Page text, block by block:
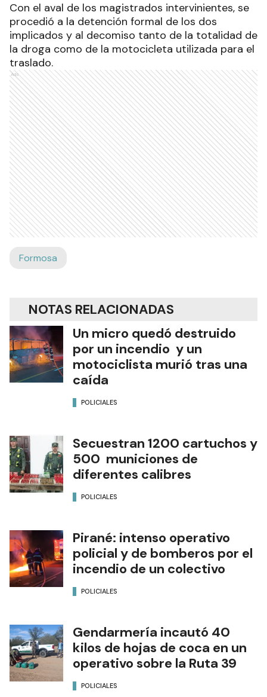
Con el aval de los magistrados intervinientes, se
procedió a la detención formal de los dos
implicados y al decomiso tanto de la totalidad de
la droga como de la motocicleta utilizada para el
traslado.
Ads
Formosa
NOTAS RELACIONADAS
Un micro quedó destruido
por un incendio y un
motociclista murió tras una
caída
POLICIALES
Secuestran 1200 cartuchos y
500 municiones de
diferentes calibres
POLICIALES
Pirané: intenso operativo
policial y de bomberos por el
incendio de un colectivo
POLICIALES
Gendarmería incautó 40
kilos de hojas de coca en un
operativo sobre la Ruta 39
POLICIALES